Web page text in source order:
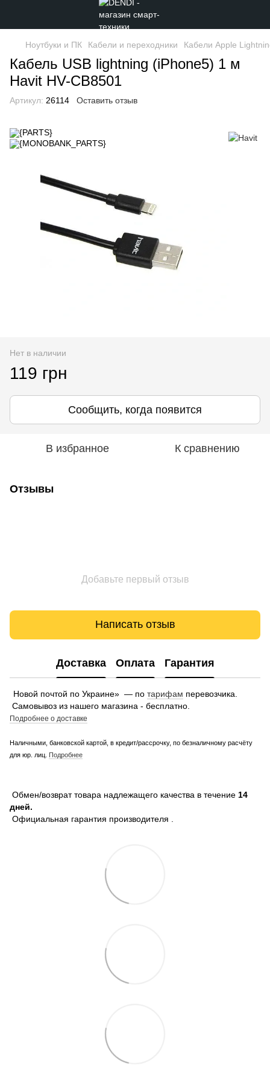
Ноутбуки и ПК Кабели и переходники Кабели Apple
Кабель USB lightning (iPhone5) 1 м
Havit HV-CB8501
Артикул: 26114 Оставить отзыв
Нет в наличии
119 грн
Сообщить, когда появится
В избранное К сравнению
Отзывы
Добавьте первый отзыв
Написать отзыв
Доставка Оплата Гарантия
Новой почтой по Украине» — по тарифам перевозчика.
Самовывоз из нашего магазина - бесплатно.
Подробнее о доставке
Наличными, банковской картой, в кредит/рассрочку, по безналичному расчёту
для юр. лиц. Подробнее
Обмен/возврат товара надлежащего качества в течение 14
дней.
Официальная гарантия производителя .